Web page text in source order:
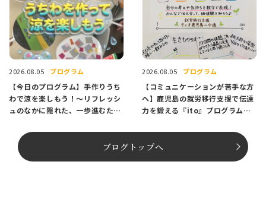
2026.08.05 プログラム
【今日のプログラム】手作りうち
わで涼を楽しもう！〜リフレッシ
ュのなかに隠れた、一歩進むため
2026.08.05 プログラム
【コミュニケーションが苦手な方
へ】鹿児島の就労移行支援で伝達
力を鍛える『ito』プログラム紹
ブログトップへ